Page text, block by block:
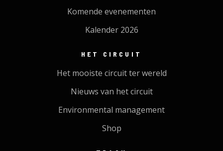
Komende evenementen
Kalender 2026
HET CIRCUIT
Het mooiste circuit ter wereld
Nieuws van het circuit
Environmental management
Shop